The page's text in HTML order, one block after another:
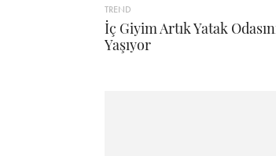
TREND
İç Giyim Artık Yatak
Yaşıyor